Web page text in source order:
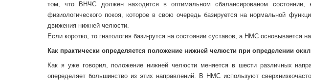
том, что ВНЧС должен находится в оптимальном сбалансированом состоянии,
физиологического покоя, которое в свою очередь базируется на нормальной
движения нижней челюсти.
Если коротко, то гнатология бази-рутся на состоянии суставов, а НМС основывается
Как практически определяется положение нижней челюсти при определении
Как я уже говорил, положение нижней челюсти меняется в шести различных
опеределяет большинство из этих направлений. В НМС используют